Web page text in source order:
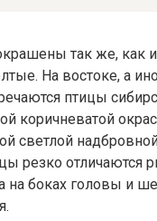
так же, как
На востоке, а
птицы
коричневатой
светлой
резко
на боках головы и